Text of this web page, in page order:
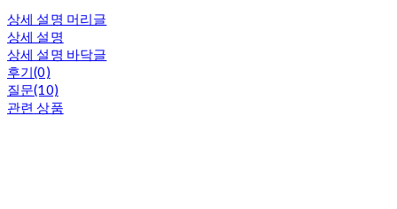
상세 설명 머리글
상세 설명
상세 설명 바닥글
후기(0)
질문(10)
관련 상품